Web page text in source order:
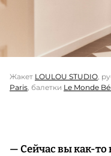
Жакет LOULOU STUDIO ,
Paris , балетки Le Monde
— Сейчас вы как-то